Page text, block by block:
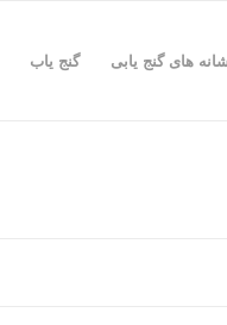
های گنج یابی گنج یاب